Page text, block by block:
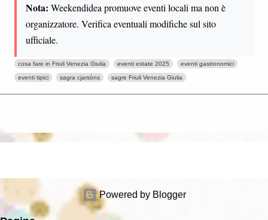
Nota: Weekendidea promuove eventi locali ma non è
organizzatore. Verifica eventuali modifiche sul sito
ufficiale.
cosa fare in Friuli Venezia Giulia eventi estate 2025 eventi gastronomici
eventi tipici sagra cjarsòns sagre Friuli Venezia Giulia
Powered by Blogger